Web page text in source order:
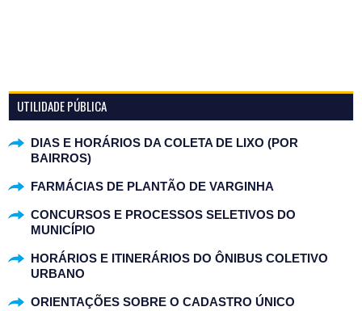
UTILIDADE PÚBLICA
DIAS E HORÁRIOS DA COLETA DE LIXO (POR
BAIRROS)
FARMÁCIAS DE PLANTÃO DE VARGINHA
CONCURSOS E PROCESSOS SELETIVOS DO
MUNICÍPIO
HORÁRIOS E ITINERÁRIOS DO ÔNIBUS COLETIVO
URBANO
ORIENTAÇÕES SOBRE O CADASTRO ÚNICO